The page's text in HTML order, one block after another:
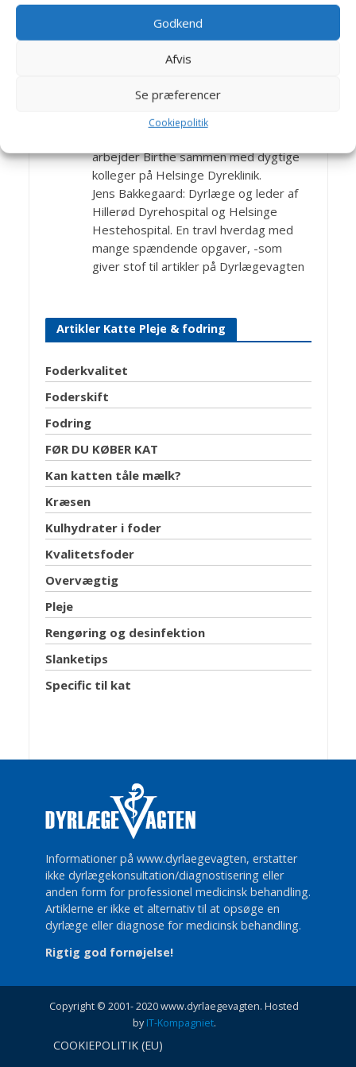
Godkend
Afvis
Se præferencer
Cookiepolitik
med dyrlægen.
Bagom artiklerne
Birthe Valling & Jens
Bakkegaard
arbejder Birthe sammen med dygtige
kolleger på Helsinge Dyreklinik.
Jens Bakkegaard: Dyrlæge og leder af
Hillerød Dyrehospital og Helsinge
Hestehospital. En travl hverdag med
mange spændende opgaver, -som
giver stof til artikler på Dyrlægevagten
Artikler Katte Pleje & fodring
Foderkvalitet
Foderskift
Fodring
FØR DU KØBER KAT
Kan katten tåle mælk?
Kræsen
Kulhydrater i foder
Kvalitetsfoder
Overvægtig
Pleje
Rengøring og desinfektion
Slanketips
Specific til kat
Informationer på www.dyrlaegevagten, erstatter
ikke dyrlægekonsultation/diagnostisering eller
anden form for professionel medicinsk behandling.
Artiklerne er ikke et alternativ til at opsøge en
dyrlæge eller diagnose for medicinsk behandling.
Rigtig god fornøjelse!
Copyright © 2001- 2020 www.dyrlaegevagten. Hosted
byIT-Kompagniet.
COOKIEPOLITIK (EU)